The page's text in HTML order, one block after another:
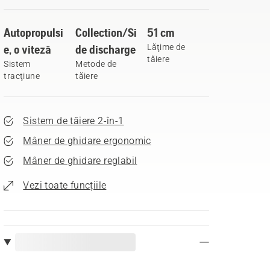
Autopropulsi
e, o viteză
Sistem
tracţiune
Collection/Si
de discharge
Metode de
tăiere
51 cm
Lăţime de
tăiere
Sistem de tăiere 2-în-1
Mâner de ghidare ergonomic
Mâner de ghidare reglabil
Vezi toate funcțiile